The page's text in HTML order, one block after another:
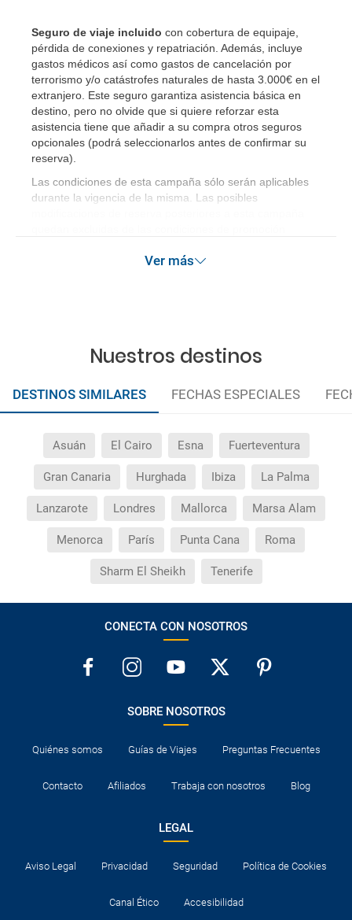
Seguro de viaje incluido con cobertura de equipaje,
pérdida de conexiones y repatriación. Además, incluye
gastos médicos así como gastos de cancelación por
terrorismo y/o catástrofes naturales de hasta 3.000€ en el
extranjero. Este seguro garantiza asistencia básica en
destino, pero no olvide que si quiere reforzar esta
asistencia tiene que añadir a su compra otros seguros
opcionales (podrá seleccionarlos antes de confirmar su
reserva)
Las condiciones de esta campaña sólo serán aplicables
durante la vigencia de la misma. Las posibles
Ver más
Nuestros destinos
DESTINOS SIMILARES FECHAS ESPECIALES
Asuán El Cairo Esna Fuerteventura
Gran Canaria Hurghada Ibiza La Palma
Lanzarote Londres Mallorca Marsa Alam
Menorca París Punta Cana Roma
Sharm El Sheikh Tenerife
CONECTA CON NOSOTROS
SOBRE NOSOTROS
Quiénes somos Guías de Viajes Preguntas Frecuentes
Contacto Afiliados Trabaja con nosotros Blog
LEGAL
Aviso Legal Privacidad Seguridad Política de Cookies
Canal Ético Accesibilidad